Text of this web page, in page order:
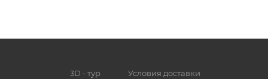
3D - тур Условия доставки